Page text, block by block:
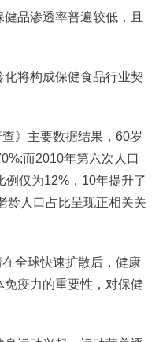
品渗透率普遍较低，且
将构成保健食品行业契
》主要数据结果，60岁
而2010年第六次人口
例仅为12%，10年提升了
龄人口占比呈现正相关关
全球快速扩散后，健康
疫力的重要性，对保健